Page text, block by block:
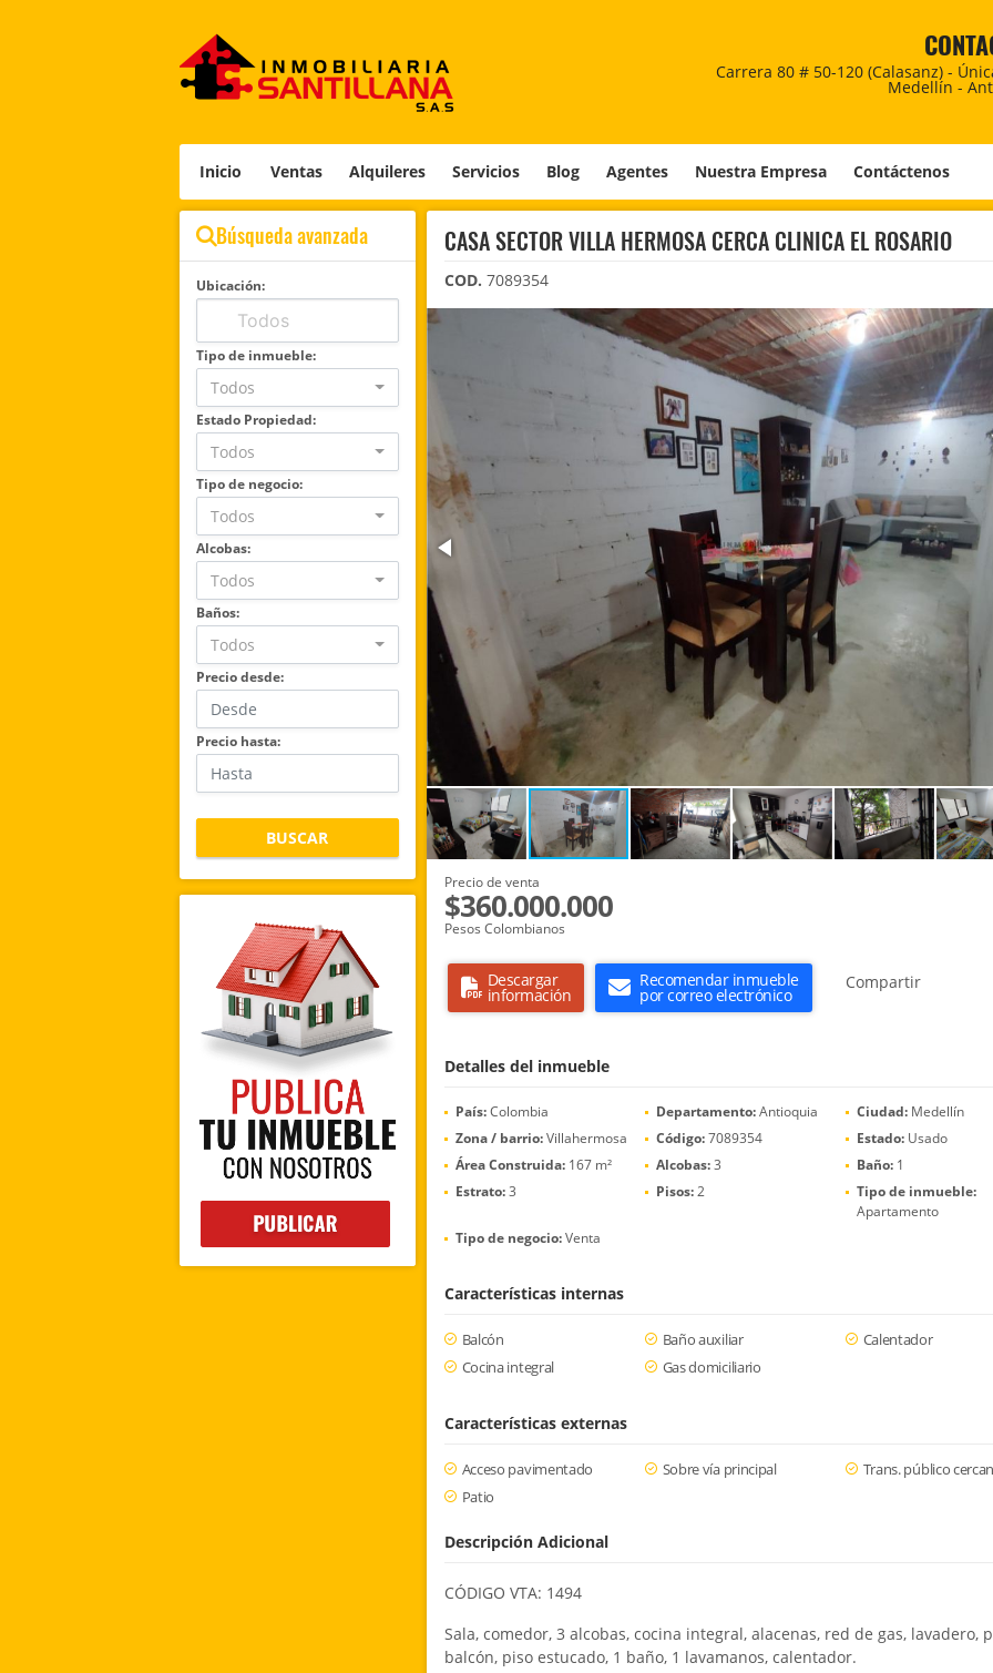
Carrera 80 # 50-120 (Calasanz) -
Medellín -
Inicio Ventas Alquileres Servicios Blog Agentes Nuestra Empresa Contáctenos
Búsqueda avanzada
Ubicación:
Tipo de inmueble:
Todos
Estado Propiedad:
Todos
Tipo de negocio:
Todos
Alcobas:
Todos
Baños:
Todos
Precio desde:
Precio hasta:
BUSCAR
CASA SECTOR VILLA HERMOSA CERCA CLINICA EL ROSARIO
COD. 7089354
Precio de venta
$360.000.000
Pesos Colombianos
Descargar
información
Recomendar inmueble
por correo electrónico
Compartir
Detalles del inmueble
País:Colombia Departamento:Antioquia Ciudad:Medellín
Zona / barrio:Villahermosa Código:7089354 Estado:Usado
Área Construida:167 m² Alcobas:3 Baño:1
Estrato:3 Pisos:2
Tipo de inmueble:
Apartamento
Tipo de negocio:Venta
Características internas
Balcón Baño auxiliar
Calentador
Cocina integral
Gas domiciliario
Características externas
Acceso pavimentado Sobre vía principal
Trans. público
Patio
Descripción Adicional
CÓDIGO VTA: 1494
Sala, comedor, 3 alcobas, cocina integral, alacenas, red de gas, lavadero,
balcón, piso estucado, 1 baño, 1 lavamanos, calentador.